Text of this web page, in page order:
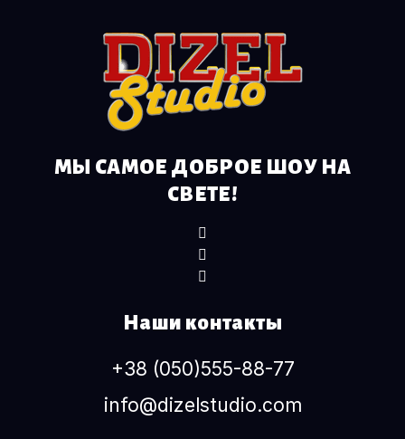
МЫ САМОЕ ДОБРОЕ ШОУ НА
СВЕТЕ!
Наши контакты
+38 (050)555-88-77
info@dizelstudio.com